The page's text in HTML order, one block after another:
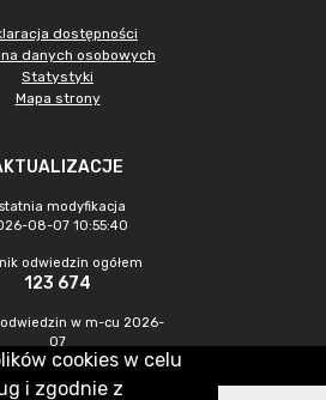
dostępności
danych osobowych
Statystyki
Mapa strony
modyfikacja
08-07 10:55:40
odwiedzin ogółem
123 674
w m-cu 2026-
07
334
cookies w celu
i zgodnie z